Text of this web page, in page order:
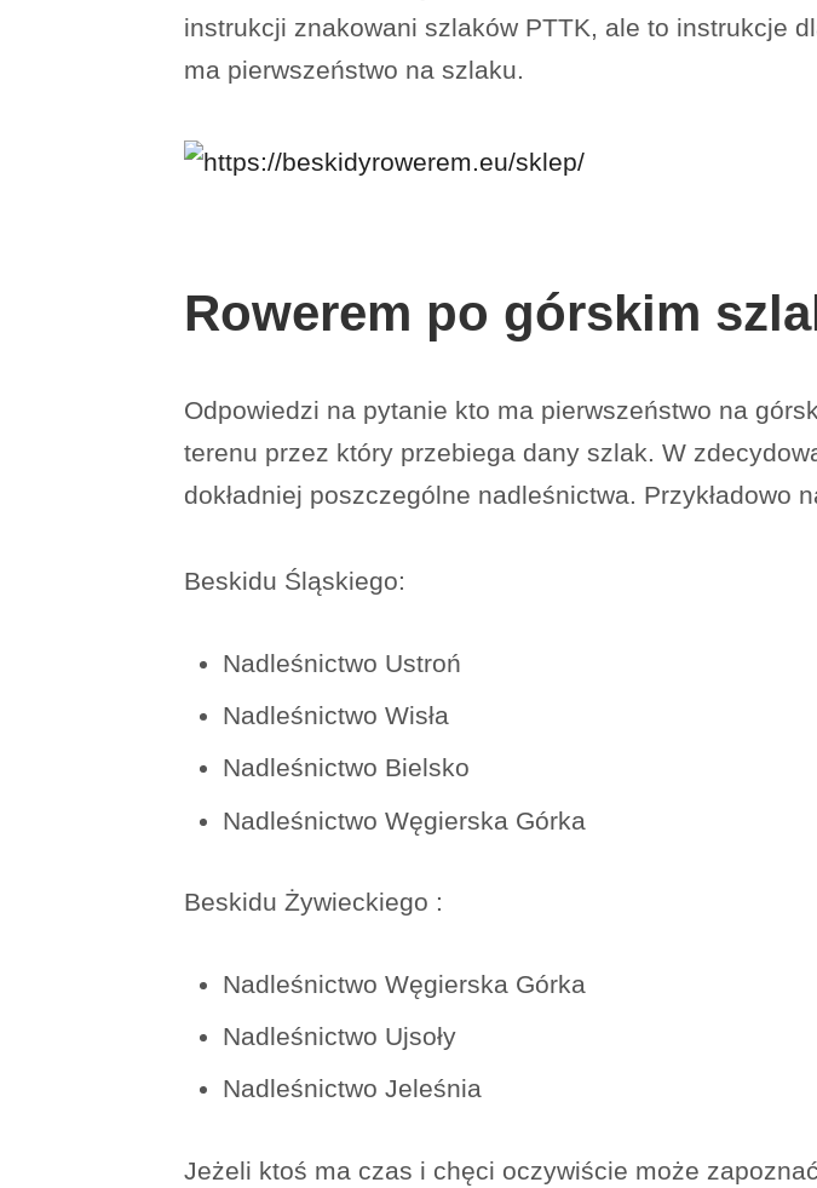
instrukcji znakowani szlaków PTTK, ale to instrukcje
ma pierwszeństwo na szlaku.
Rowerem po górskim
Odpowiedzi na pytanie kto ma pierwszeństwo na
terenu przez który przebiega dany szlak. W
dokładniej poszczególne nadleśnictwa. Przykładowo
Beskidu Śląskiego:
Nadleśnictwo Ustroń
Nadleśnictwo Wisła
Nadleśnictwo Bielsko
Nadleśnictwo Węgierska Górka
Beskidu Żywieckiego :
Nadleśnictwo Węgierska Górka
Nadleśnictwo Ujsoły
Nadleśnictwo Jeleśnia
Jeżeli ktoś ma czas i chęci oczywiście może